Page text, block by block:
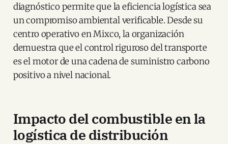
diagnóstico permite que la eficiencia logística sea
un compromiso ambiental verificable. Desde su
centro operativo en Mixco, la organización
demuestra que el control riguroso del transporte
es el motor de una cadena de suministro carbono
positivo a nivel nacional.
Impacto del combustible en la
logística de distribución